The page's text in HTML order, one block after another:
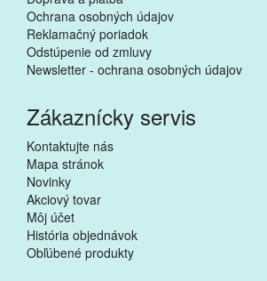
Ochrana osobných údajov
Reklamačný poriadok
Odstúpenie od zmluvy
Newsletter - ochrana osobných údajov
Zákaznícky servis
Kontaktujte nás
Mapa stránok
Novinky
Akciový tovar
Môj účet
História objednávok
Obľúbené produkty